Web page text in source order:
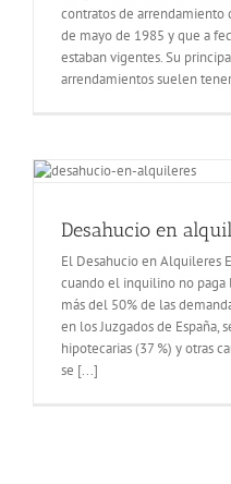
contratos de arrendamiento
de mayo de 1985 y que a
estaban vigentes. Su
arrendamientos suelen
Desahucio en
El Desahucio en Alquileres
cuando el inquilino no paga
más del 50% de las
en los Juzgados de España,
hipotecarias (37 %) y otras
se [...]